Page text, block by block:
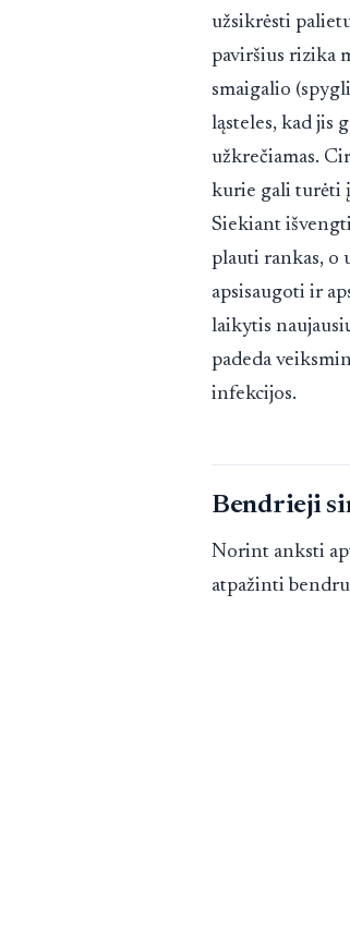
užsikrėsti
paviršius rizika
smaigalio
ląsteles, kad jis
užkrečiamas.
kurie gali turėti
Siekiant
plauti rankas, o
apsisaugoti ir
laikytis
padeda
infekcijos.
Bendrieji
Norint anksti
atpažinti